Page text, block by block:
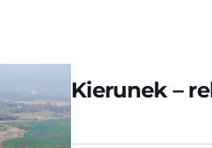
Kierunek –